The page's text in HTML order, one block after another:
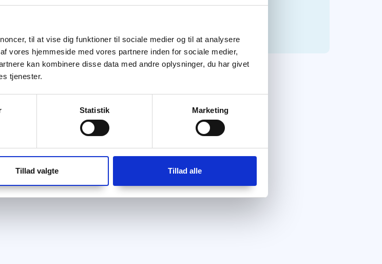
til at vise dig funktioner til sociale medier og til at analysere
vores hjemmeside med vores partnere inden for sociale medier,
kan kombinere disse data med andre oplysninger, du har givet
tjenester.
Statistik Marketing
Tillad valgte Tillad alle